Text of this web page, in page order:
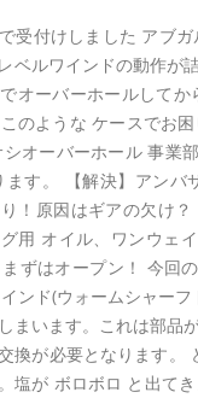
受付けしました アブ
ベルワインドの動作が
オーバーホールしてか
のような ケースでお
オーバーホール 事業
す。 【解決】アンバ
！原因はギアの欠け
用 オイル、ワンウェ
ずはオープン！ 今回
ンド(ウォームシャーフ
まいます。これは部品
換が必要となります。
塩が ボロボロ と出て